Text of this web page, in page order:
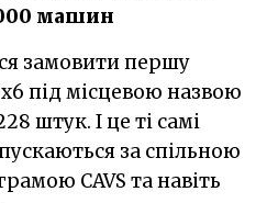
машин
під місцевою назвою
штук. І це ті самі
за спільною
CAVS та навіть